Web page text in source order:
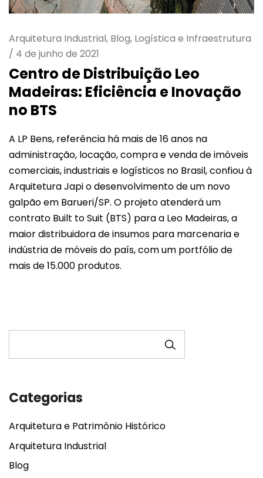
Arquitetura Industrial, Blog, Logística e Infraestrutura
/ 4 de junho de 2021
Centro de Distribuição Leo
Madeiras: Eficiência e Inovação
no BTS
A LP Bens, referência há mais de 16 anos na
administração, locação, compra e venda de imóveis
comerciais, industriais e logísticos no Brasil, confiou à
Arquitetura Japi o desenvolvimento de um novo
galpão em Barueri/SP. O projeto atenderá um
contrato Built to Suit (BTS) para a Leo Madeiras, a
maior distribuidora de insumos para marcenaria e
indústria de móveis do país, com um portfólio de
mais de 15.000 produtos.
Categorias
Arquitetura e Patrimônio Histórico
Arquitetura Industrial
Blog